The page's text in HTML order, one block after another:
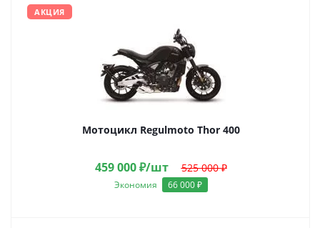
АКЦИЯ
Мотоцикл Regulmoto Thor 400
459 000₽/шт 525 000₽
Экономия 66 000₽